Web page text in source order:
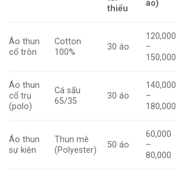
thiểu
áo)
Áo thun
cổ tròn
Cotton
100%
30 áo
120,000
–
150,000
Áo thun
cổ trụ
(polo)
Cá sấu
65/35
30 áo
140,000
–
180,000
Áo thun
sự kiện
Thun mè
(Polyester)
50 áo
60,000
–
80,000